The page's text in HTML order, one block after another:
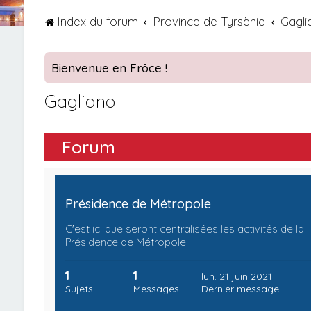
Index du forum Province de Tyrsènie
Bienvenue en Frôce !
Gagliano
Forum
Présidence de Métropole
C'est ici que seront centralisées les activités de la
Présidence de Métropole.
1
Sujets
1
Messages
lun. 21 juin 2021
Dernier message